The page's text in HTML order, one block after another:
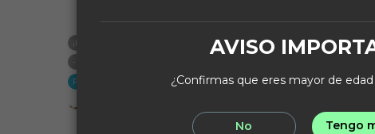
¡En oferta!
-1,45 €
Fuera de stock
¡En oferta!
Fuera de stock
AVISO
¿Confirmas que eres mayor de
No Tengo